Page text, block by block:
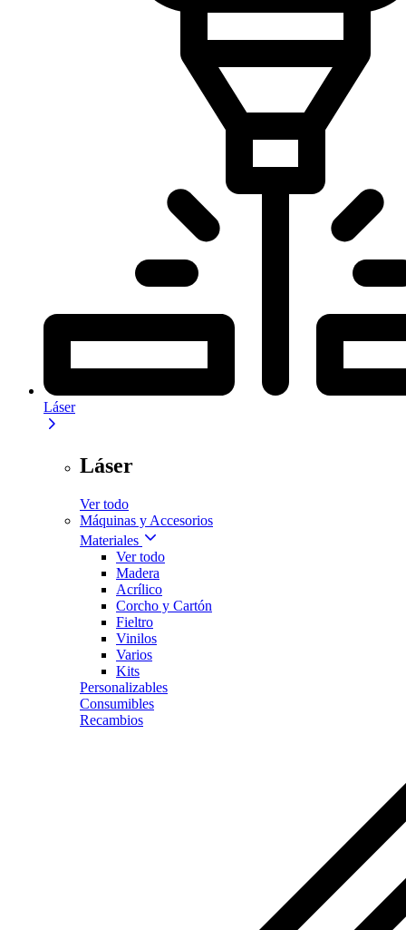
Láser
Láser
Ver todo
Máquinas y Accesorios
Materiales
Ver todo
Madera
Acrílico
Corcho y Cartón
Fieltro
Vinilos
Varios
Kits
Personalizables
Consumibles
Recambios